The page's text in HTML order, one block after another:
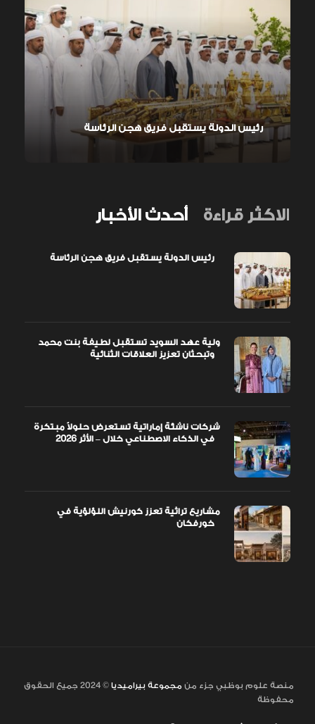
رئيس الدولة يستقبل فريق هجن الرئاسة
أحدث الأخبار الاكثر قراءة
ولية عهد السويد تستقبل لطيفة بنت محمد
شركات ناشئة إماراتية تستعرض حلولاً مبتكرة
مشاريع تراثية تعزز كورنيش اللؤلؤية في
منصة علوم بوظبي جزء من مجموعة بيراميديا
© 2024 جميع الحقوق
محفوظة